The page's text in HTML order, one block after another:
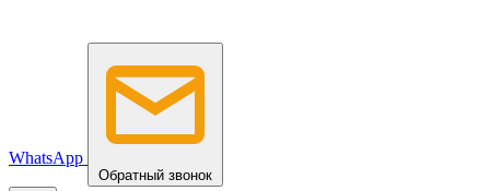
WhatsApp
Обратный звонок